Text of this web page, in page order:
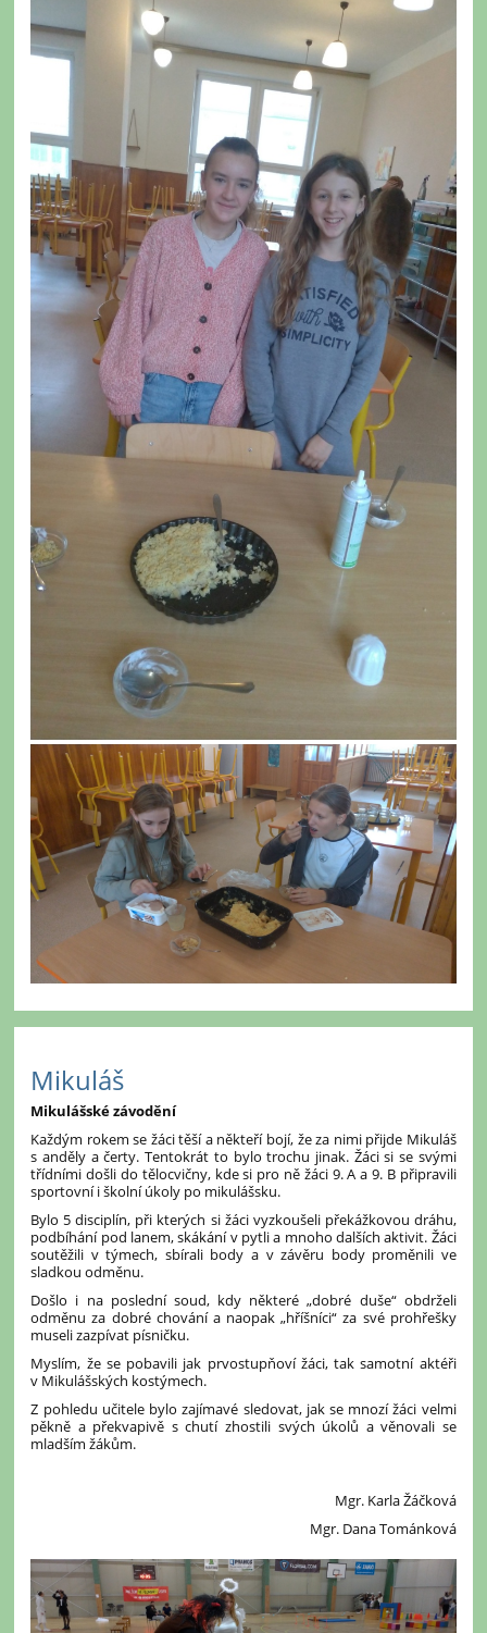
Mikuláš
Mikulášské závodění
Každým rokem se žáci těší a někteří bojí, že za nimi přijde Mikuláš
s anděly a čerty. Tentokrát to bylo trochu jinak. Žáci si se svými
třídními došli do tělocvičny, kde si pro ně žáci 9. A a 9. B připravili
sportovní i školní úkoly po mikulášsku.
Bylo 5 disciplín, při kterých si žáci vyzkoušeli překážkovou dráhu,
podbíhání pod lanem, skákání v pytli a mnoho dalších aktivit. Žáci
soutěžili v týmech, sbírali body a v závěru body proměnili ve
sladkou odměnu.
Došlo i na poslední soud, kdy některé „dobré duše“ obdrželi
odměnu za dobré chování a naopak „hříšníci“ za své prohřešky
museli zazpívat písničku.
Myslím, že se pobavili jak prvostupňoví žáci, tak samotní aktéři
v Mikulášských kostýmech.
Z pohledu učitele bylo zajímavé sledovat, jak se mnozí žáci velmi
pěkně a překvapivě s chutí zhostili svých úkolů a věnovali se
mladším žákům.
Mgr. Karla Žáčková
Mgr. Dana Tománková